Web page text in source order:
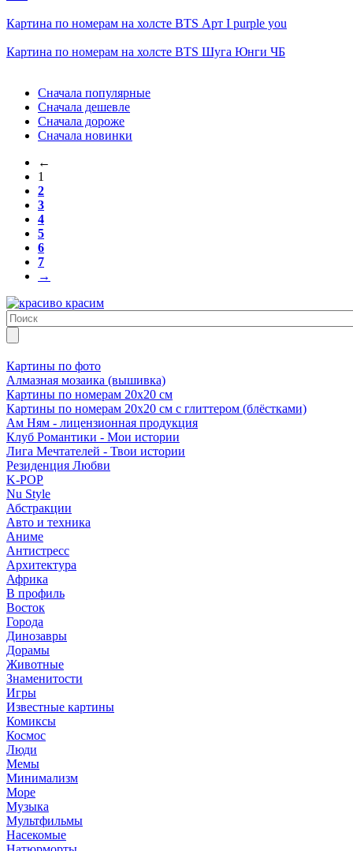
Картина по номерам на холсте BTS Арт I purple you
Картина по номерам на холсте BTS Шуга Юнги ЧБ
Сначала популярные
Сначала дешевле
Сначала дороже
Сначала новинки
←
1
2
3
4
5
6
7
→
Картины по фото
Алмазная мозаика (вышивка)
Картины по номерам 20х20 см
Картины по номерам 20х20 см с глиттером (блёстками)
Ам Ням - лицензионная продукция
Клуб Романтики - Мои истории
Лига Мечтателей - Твои истории
Резиденция Любви
K-POP
Nu Style
Абстракции
Авто и техника
Аниме
Антистресс
Архитектура
Африка
В профиль
Восток
Города
Динозавры
Дорамы
Животные
Знаменитости
Игры
Известные картины
Комиксы
Космос
Люди
Мемы
Минимализм
Море
Музыка
Мультфильмы
Насекомые